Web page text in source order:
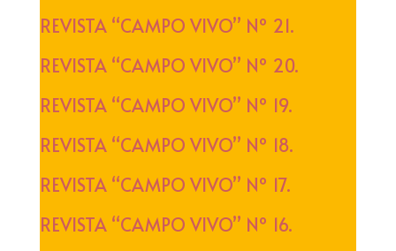
REVISTA “CAMPO VIVO” Nº 21.
REVISTA “CAMPO VIVO” Nº 20.
REVISTA “CAMPO VIVO” Nº 19.
REVISTA “CAMPO VIVO” Nº 18.
REVISTA “CAMPO VIVO” Nº 17.
REVISTA “CAMPO VIVO” Nº 16.